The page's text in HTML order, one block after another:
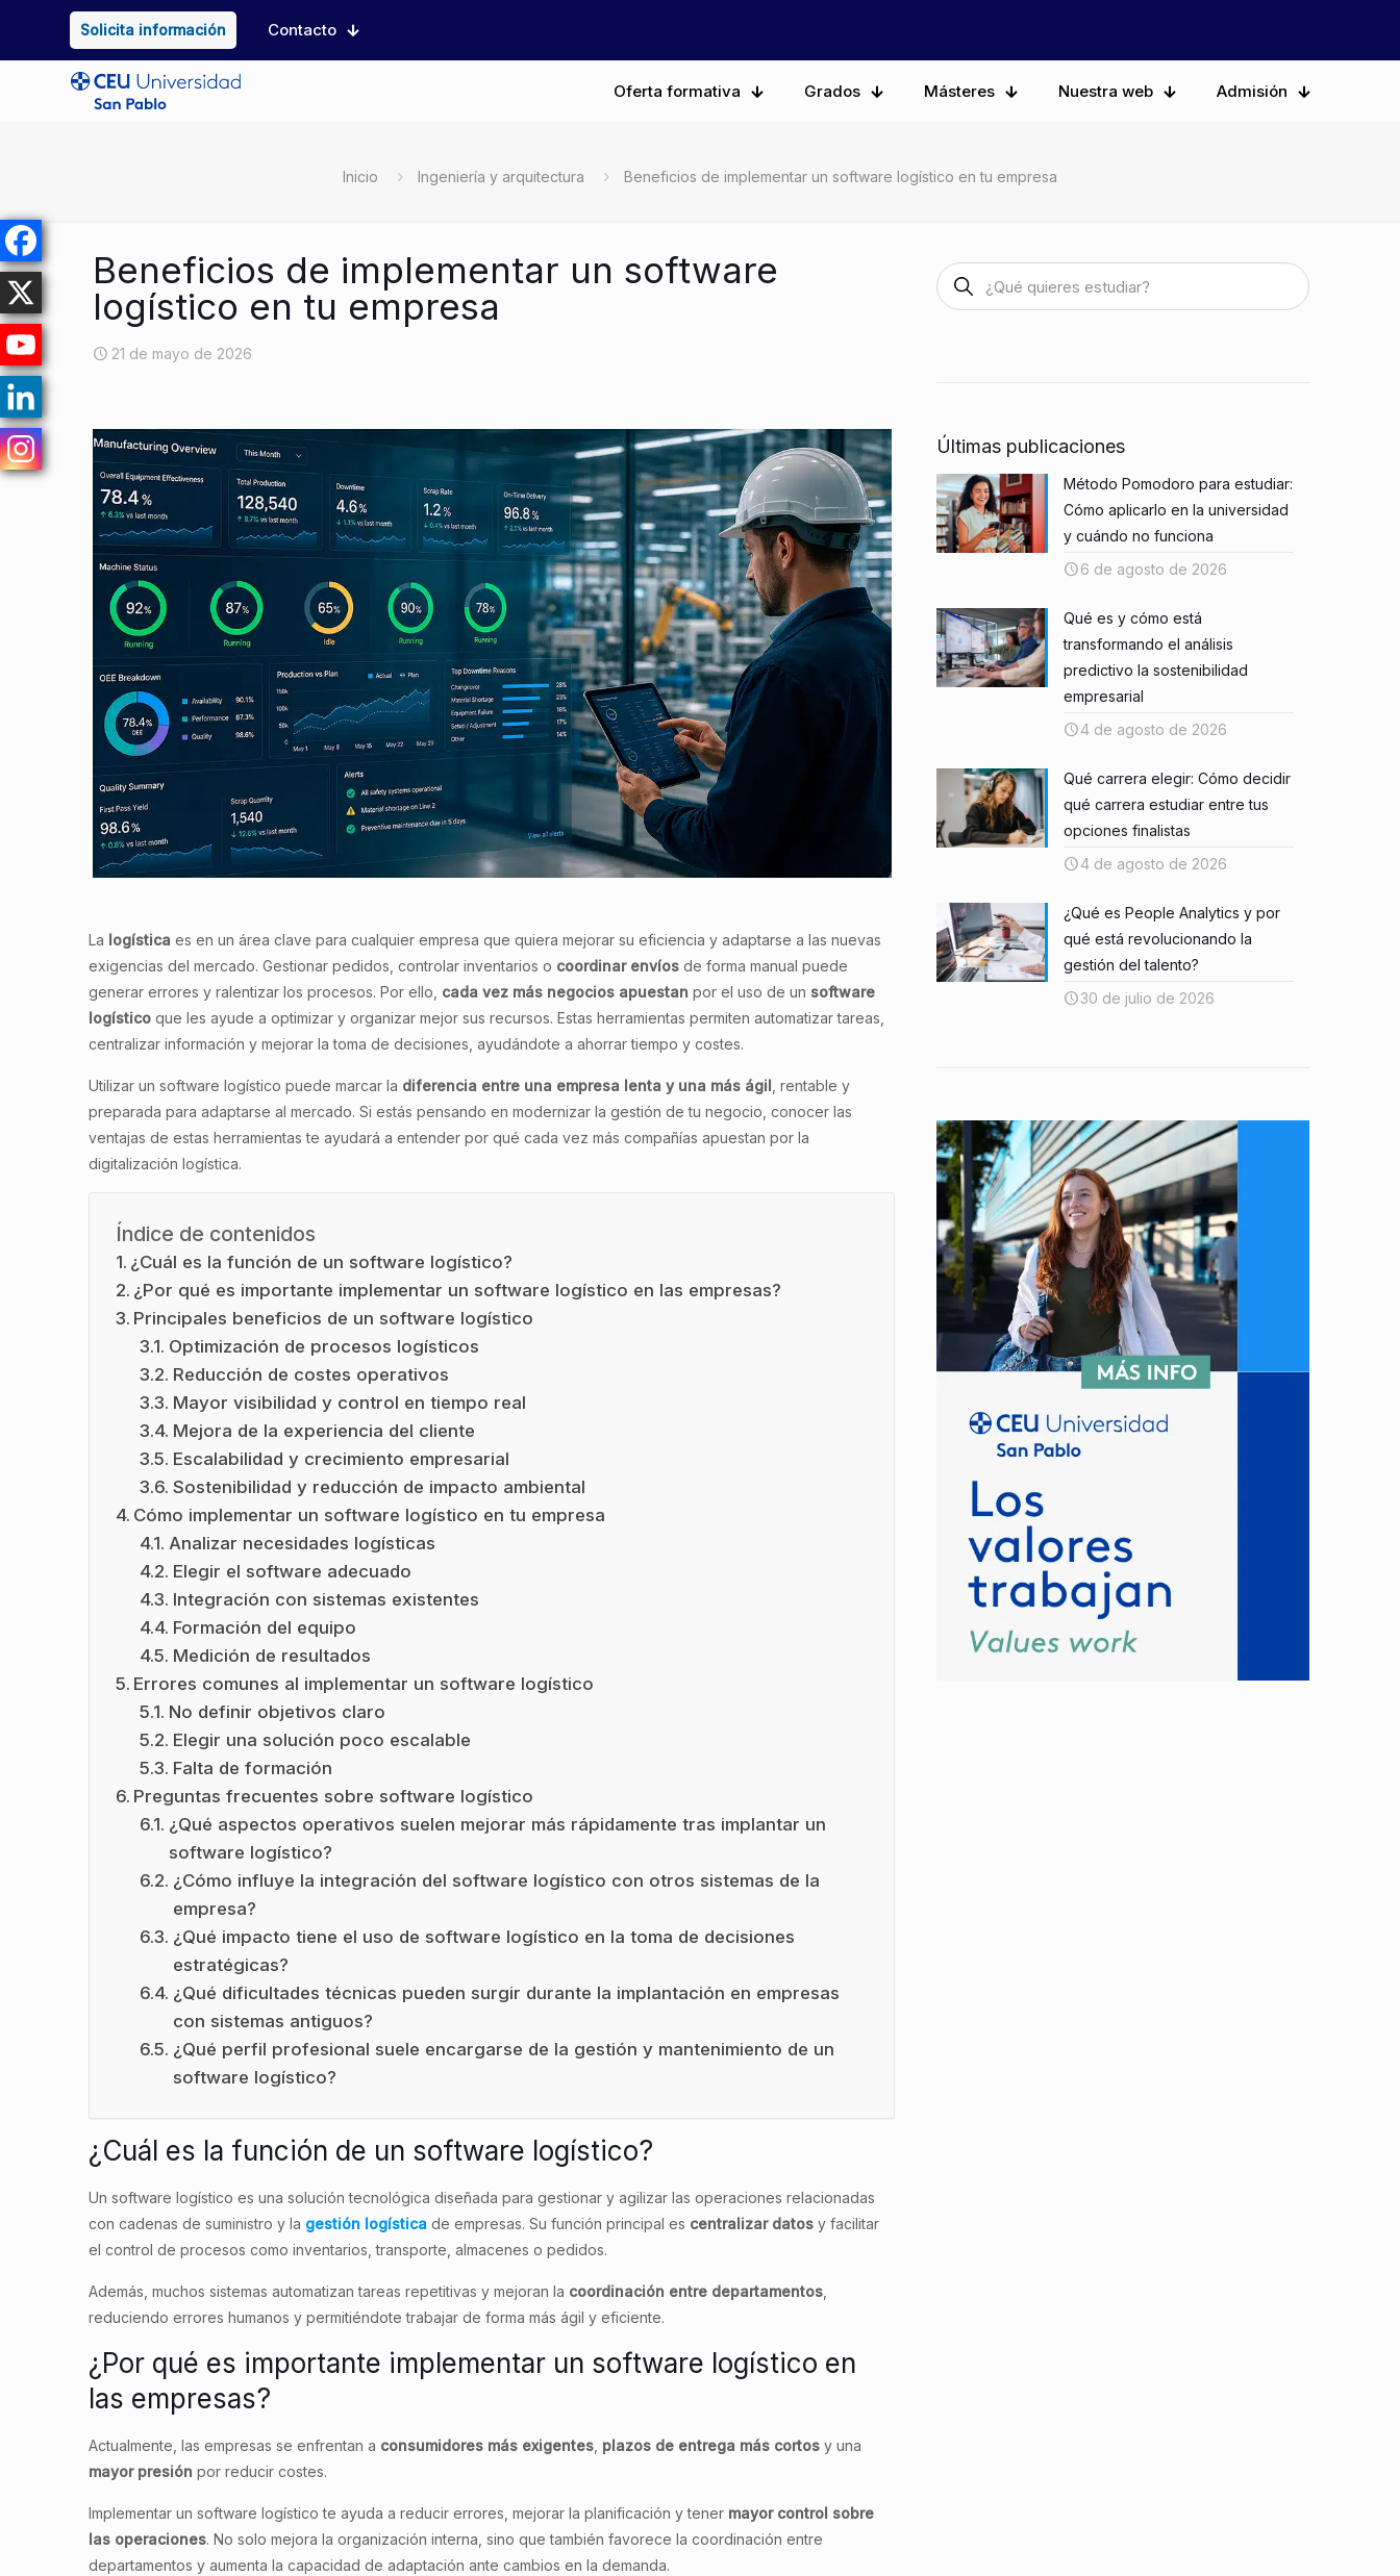
Solicita información Contacto
Oferta formativa Grados Másteres Nuestra web Admisión
Inicio Ingeniería y arquitectura Beneficios de implementar un software logístico en tu empresa
Beneficios de implementar un software
logístico en tu empresa
21 de mayo de 2026
La logística es en un área clave para cualquier empresa que quiera mejorar su eficiencia y adaptarse a las nuevas
exigencias del mercado. Gestionar pedidos, controlar inventarios o coordinar envíos de forma manual puede
generar errores y ralentizar los procesos. Por ello, cada vez más negocios apuestan por el uso de un software
logístico que les ayude a optimizar y organizar mejor sus recursos. Estas herramientas permiten automatizar tareas,
centralizar información y mejorar la toma de decisiones, ayudándote a ahorrar tiempo y costes.
Utilizar un software logístico puede marcar la diferencia entre una empresa lenta y una más ágil , rentable y
preparada para adaptarse al mercado. Si estás pensando en modernizar la gestión de tu negocio, conocer las
ventajas de estas herramientas te ayudará a entender por qué cada vez más compañías apuestan por la
digitalización logística.
Índice de contenidos
¿Cuál es la función de un software logístico?
¿Por qué es importante implementar un software logístico en las empresas?
Principales beneficios de un software logístico
Optimización de procesos logísticos
Reducción de costes operativos
Mayor visibilidad y control en tiempo real
Mejora de la experiencia del cliente
Escalabilidad y crecimiento empresarial
Sostenibilidad y reducción de impacto ambiental
Cómo implementar un software logístico en tu empresa
Analizar necesidades logísticas
Elegir el software adecuado
Integración con sistemas existentes
Formación del equipo
Medición de resultados
Errores comunes al implementar un software logístico
No definir objetivos claro
Elegir una solución poco escalable
Falta de formación
Preguntas frecuentes sobre software logístico
¿Qué aspectos operativos suelen mejorar más rápidamente tras implantar un
software logístico?
¿Cómo influye la integración del software logístico con otros sistemas de la
empresa?
¿Qué impacto tiene el uso de software logístico en la toma de decisiones
estratégicas?
¿Qué dificultades técnicas pueden surgir durante la implantación en empresas
con sistemas antiguos?
¿Qué perfil profesional suele encargarse de la gestión y mantenimiento de un
software logístico?
¿Cuál es la función de un software logístico?
Un software logístico es una solución tecnológica diseñada para gestionar y agilizar las operaciones relacionadas
con cadenas de suministro y la gestión logística de empresas. Su función principal es centralizar datos y facilitar
el control de procesos como inventarios, transporte, almacenes o pedidos.
Además, muchos sistemas automatizan tareas repetitivas y mejoran la coordinación entre departamentos
reduciendo errores humanos y permitiéndote trabajar de forma más ágil y eficiente.
¿Por qué es importante implementar un software logístico en
las empresas?
Actualmente, las empresas se enfrentan a consumidores más exigentes plazos de entrega más cortos y una
mayor presión por reducir costes.
Implementar un software logístico te ayuda a reducir errores, mejorar la planificación y tener mayor control sobre
las operaciones. No solo mejora la organización interna, sino que también favorece la coordinación entre
departamentos y aumenta la capacidad de adaptación ante cambios en la demanda.
Últimas publicaciones
Método Pomodoro para estudiar:
Cómo aplicarlo en la universidad
y cuándo no funciona
6 de agosto de 2026
Qué es y cómo está
transformando el análisis
predictivo la sostenibilidad
empresarial
4 de agosto de 2026
Qué carrera elegir: Cómo decidir
qué carrera estudiar entre tus
opciones finalistas
4 de agosto de 2026
¿Qué es People Analytics y por
qué está revolucionando la
gestión del talento?
30 de julio de 2026